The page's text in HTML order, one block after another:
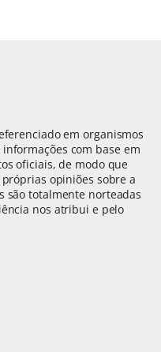
em organismos
com base em
oficiais, de modo que
opiniões sobre a
são totalmente norteadas
nos atribui e pelo